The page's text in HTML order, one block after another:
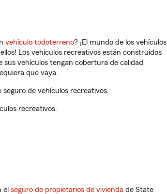
vehículo todoterreno? ¡El mundo de los vehículos
Los vehículos recreativos están construidos
sus vehículos tengan cobertura de calidad
que vaya.
de vehículos recreativos.
recreativos.
el seguro de propietarios de vivienda de State